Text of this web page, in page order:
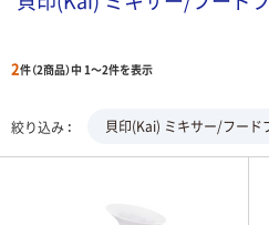
2件（2商品）中 1～2件を表示
絞り込み 貝印(Kai) ミキサー/フード